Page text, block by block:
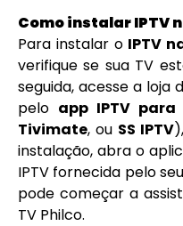
Como instalar IPTV
Para instalar o IPTV
verifique se sua TV
seguida, acesse a loja
pelo app IPTV para
Tivimate, ou SS IPTV
instalação, abra o
IPTV fornecida pelo
pode começar a
TV Philco.